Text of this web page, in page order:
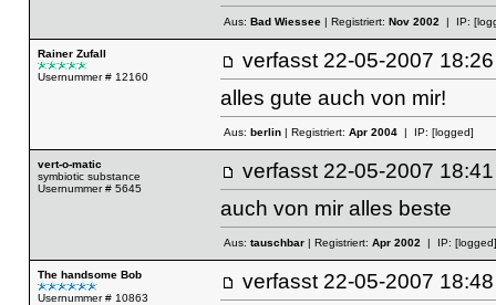
Aus: Bad Wiessee| Registriert: Nov 2002| IP:
Rainer Zufall
Usernummer # 12160
verfasst 22-05-2007
alles gute auch von mir!
Aus: berlin| Registriert: Apr 2004| IP: [logged]
vert-o-matic
symbiotic substance
Usernummer # 5645
verfasst 22-05-2007
auch von mir alles beste
Aus: tauschbar| Registriert: Apr 2002| IP: [logged]
The handsome Bob
Usernummer # 10863
verfasst 22-05-2007